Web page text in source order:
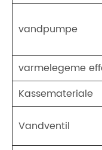
vandpumpe
varmelegeme
Kassemateriale
Vandventil